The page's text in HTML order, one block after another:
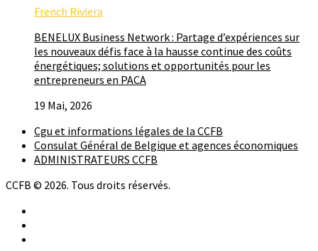
French Riviera
BENELUX Business Network : Partage d’expériences sur
les nouveaux défis face à la hausse continue des coûts
énergétiques; solutions et opportunités pour les
entrepreneurs en PACA
19 Mai, 2026
Cgu et informations légales de la CCFB
Consulat Général de Belgique et agences économiques
ADMINISTRATEURS CCFB
CCFB © 2026. Tous droits réservés.